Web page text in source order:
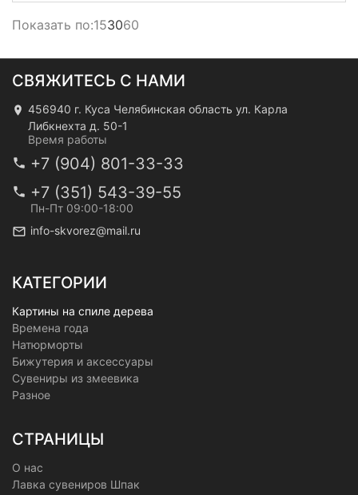
Показать по:153060
СВЯЖИТЕСЬ С НАМИ
456940 г. Куса Челябинская область ул. Карла
Либкнехта д. 50-1
Время работы
+7 (904) 801-33-33
+7 (351) 543-39-55
Пн-Пт 09:00-18:00
info-skvorez@mail.ru
КАТЕГОРИИ
Картины на спиле дерева
Времена года
Натюрморты
Бижутерия и аксессуары
Сувениры из змеевика
Разное
СТРАНИЦЫ
О нас
Лавка сувениров Шпак